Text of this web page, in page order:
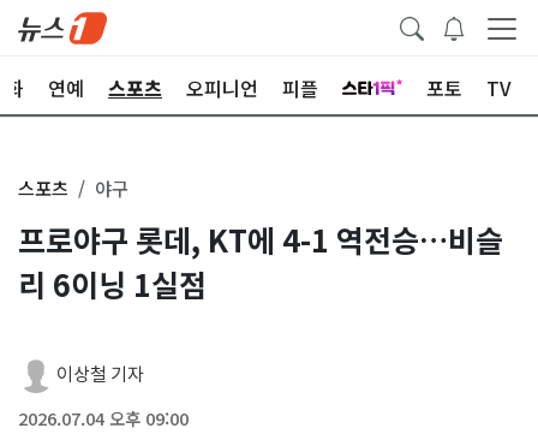
화 연예 스포츠 오피니언 피플 포토 TV
스포츠 야구
프로야구 롯데, KT에 4-1 역전승…비슬
리 6이닝 1실점
이상철 기자
2026.07.04 오후 09:00